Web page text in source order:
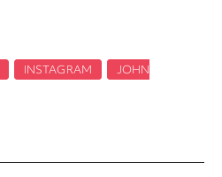
INSTAGRAM JOHN